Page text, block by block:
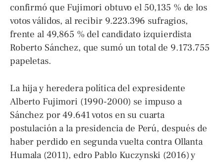
confirmó que Fujimori obtuvo el 50,135 % de los
votos válidos, al recibir 9.223.396 sufragios,
frente al 49,865 % del candidato izquierdista
Roberto Sánchez, que sumó un total de 9.173.755
papeletas.
La hija y heredera política del expresidente
Alberto Fujimori (1990-2000) se impuso a
Sánchez por 49.641 votos en su cuarta
postulación a la presidencia de Perú, después de
haber perdido en segunda vuelta contra Ollanta
Humala (2011), edro Pablo Kuczynski (2016) y